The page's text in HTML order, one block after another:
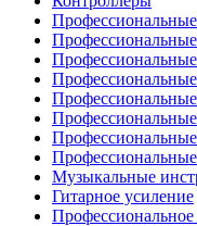
Музыкальные
Гитарное усиление
Профессиональное